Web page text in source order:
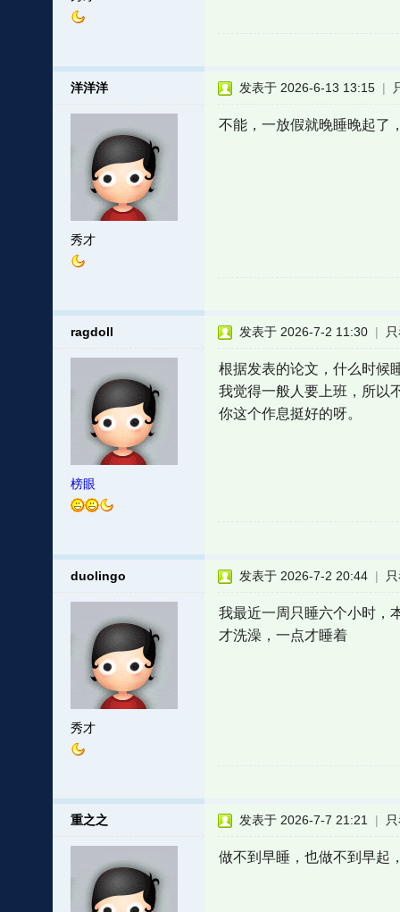
洋洋洋
秀才
发表于 2026-6-13 13:15 |
不能，一放假就晚睡晚起了
ragdoll
榜眼
发表于 2026-7-2 11:30 |
根据发表的论文，什么时候
我觉得一般人要上班，所以
你这个作息挺好的呀。
duolingo
秀才
发表于 2026-7-2 20:44 |
我最近一周只睡六个小时，
才洗澡，一点才睡着
重之之 发表于 2026-7-7 21:21 |
做不到早睡，也做不到早起